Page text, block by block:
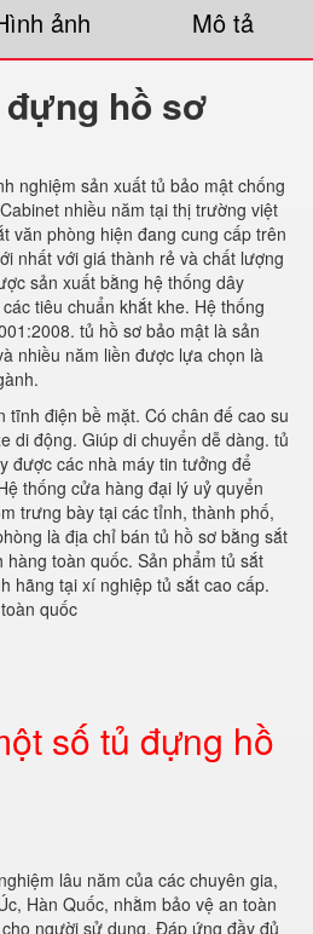
ảnh Mô tả
hồ sơ
nghiệm sản xuất tủ bảo mật chống
nhiều năm tại thị trường việt
văn phòng hiện đang cung cấp trên
nhất với giá thành rẻ và chất lượng
sản xuất bằng hệ thống dây
tiêu chuẩn khắt khe. Hệ thống
tủ hồ sơ bảo mật là sản
nhiều năm liền được lựa chọn là
tĩnh điện bề mặt. Có chân đế cao su
di động. Giúp di chuyển dễ dàng. tủ
được các nhà máy tin tưởng để
thống cửa hàng đại lý uỷ quyển
trưng bày tại các tỉnh, thành phố,
là địa chỉ bán tủ hồ sơ bằng sắt
toàn quốc. Sản phẩm tủ sắt
hãng tại xí nghiệp tủ sắt cao cấp.
quốc
số tủ đựng hồ
lâu năm của các chuyên gia,
Hàn Quốc, nhằm bảo vệ an toàn
người sử dụng. Đáp ứng đầy đủ